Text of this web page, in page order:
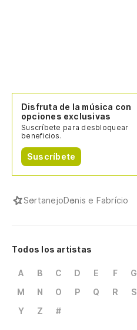
Disfruta de la música con
opciones exclusivas
Suscríbete para desbloquear
beneficios.
Suscríbete
SertanejoDenis e Fabrício
Todos los artistas
A B C D E F G
M
N O P Q R S
Y
Z #